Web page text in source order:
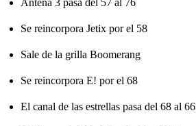
Antena 3 pasa del 57 al 76
Se reincorpora Jetix por el 58
Sale de la grilla Boomerang
Se reincorpora E! por el 68
El canal de las estrellas pasa del 68 al 66